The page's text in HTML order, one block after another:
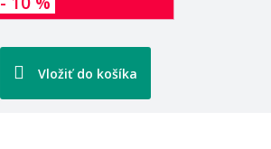
Vložiť do košíka